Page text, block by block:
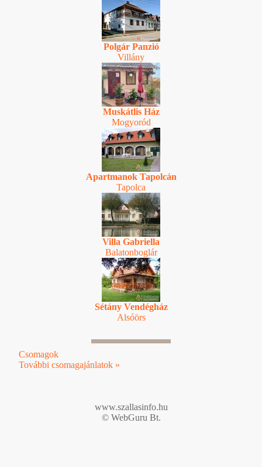
Polgár Panzió
Villány
Muskátlis Ház
Mogyoród
Apartmanok Tapolcán
Tapolca
Villa Gabriella
Balatonboglár
Sétány Vendégház
Alsóörs
Csomagok
További csomagajánlatok »
www.szallasinfo.hu
© WebGuru Bt.